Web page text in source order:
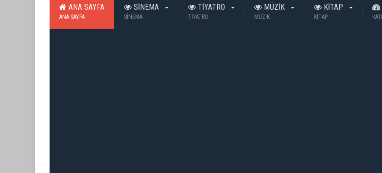
ANA SAYFA
ANA SAYFA
SİNEMA
SİNEMA
TİYATRO
TİYATRO
MÜZİK
MÜZİK
KİTAP
KİTAP